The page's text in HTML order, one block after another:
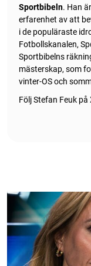
Sportbibeln. Han
erfarenhet av att
i de populäraste
Fotbollskanalen,
Sportbibelns
mästerskap, som
vinter-OS och
Följ Stefan Feuk på